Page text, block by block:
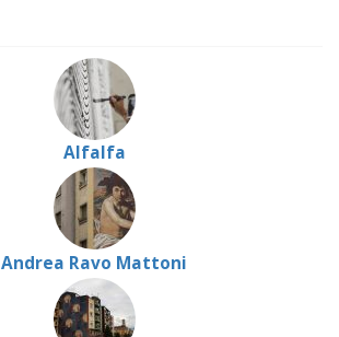
Alfalfa
Andrea Ravo Mattoni